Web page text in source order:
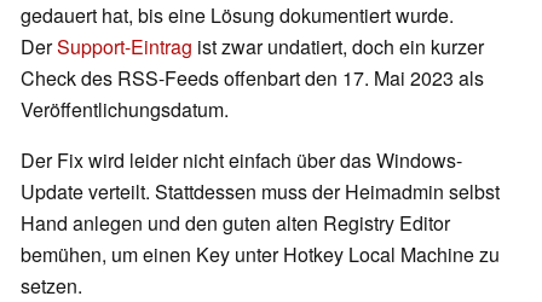
gedauert hat, bis eine Lösung dokumentiert wurde.
DerSupport-Eintrag ist zwar undatiert, doch ein kurzer
Check des RSS-Feeds offenbart den 17. Mai 2023 als
Veröffentlichungsdatum.
Der Fix wird leider nicht einfach über das Windows-
Update verteilt. Stattdessen muss der Heimadmin selbst
Hand anlegen und den guten alten Registry Editor
bemühen, um einen Key unter Hotkey Local Machine zu
setzen.